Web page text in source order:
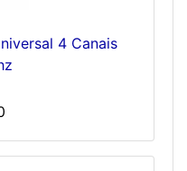
4 Canais